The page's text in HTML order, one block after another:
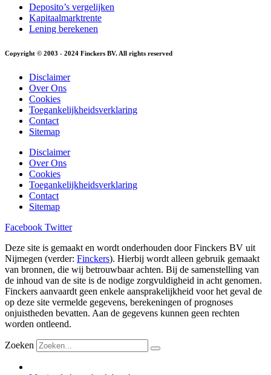
Deposito’s vergelijken
Kapitaalmarktrente
Lening berekenen
Copyright © 2003 - 2024 Finckers BV. All rights reserved
Disclaimer
Over Ons
Cookies
Toegankelijkheidsverklaring
Contact
Sitemap
Disclaimer
Over Ons
Cookies
Toegankelijkheidsverklaring
Contact
Sitemap
Facebook Twitter
Deze site is gemaakt en wordt onderhouden door Finckers BV uit
Nijmegen (verder: Finckers). Hierbij wordt alleen gebruik gemaakt
van bronnen, die wij betrouwbaar achten. Bij de samenstelling van
de inhoud van de site is de nodige zorgvuldigheid in acht genomen.
Finckers aanvaardt geen enkele aansprakelijkheid voor het geval de
op deze site vermelde gegevens, berekeningen of prognoses
onjuistheden bevatten. Aan de gegevens kunnen geen rechten
worden ontleend.
Zoeken